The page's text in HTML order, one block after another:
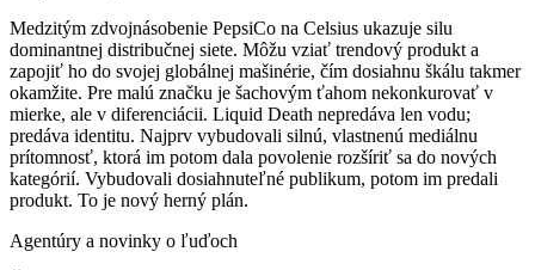
Medzitým zdvojnásobenie PepsiCo na Celsius ukazuje silu
dominantnej distribučnej siete. Môžu vziať trendový produkt a
zapojiť ho do svojej globálnej mašinérie, čím dosiahnu škálu takmer
okamžite. Pre malú značku je šachovým ťahom nekonkurovať v
mierke, ale v diferenciácii. Liquid Death nepredáva len vodu;
predáva identitu. Najprv vybudovali silnú, vlastnenú mediálnu
prítomnosť, ktorá im potom dala povolenie rozšíriť sa do nových
kategórií. Vybudovali dosiahnuteľné publikum, potom im predali
produkt. To je nový herný plán.
Agentúry a novinky o ľuďoch